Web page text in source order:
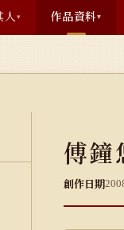
人▾ 作品資料▾
傅鐘
創作日期